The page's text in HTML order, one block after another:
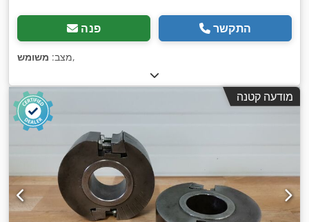
פנה התקשר
מצב: משומש ,
מודעה קטנה